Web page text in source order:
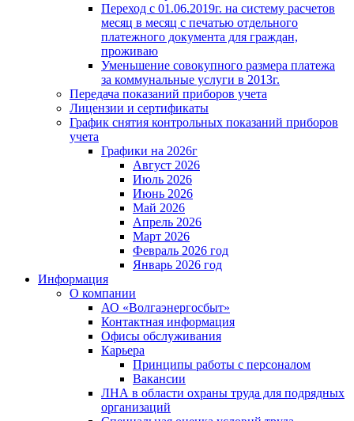
Переход с 01.06.2019г. на систему расчетов
месяц в месяц с печатью отдельного
платежного документа для граждан,
проживаю
Уменьшение совокупного размера платежа
за коммунальные услуги в 2013г.
Передача показаний приборов учета
Лицензии и сертификаты
График снятия контрольных показаний приборов
учета
Графики на 2026г
Август 2026
Июль 2026
Июнь 2026
Май 2026
Апрель 2026
Март 2026
Февраль 2026 год
Январь 2026 год
Информация
О компании
АО «Волгаэнергосбыт»
Контактная информация
Офисы обслуживания
Карьера
Принципы работы с персоналом
Вакансии
ЛНА в области охраны труда для подрядных
организаций